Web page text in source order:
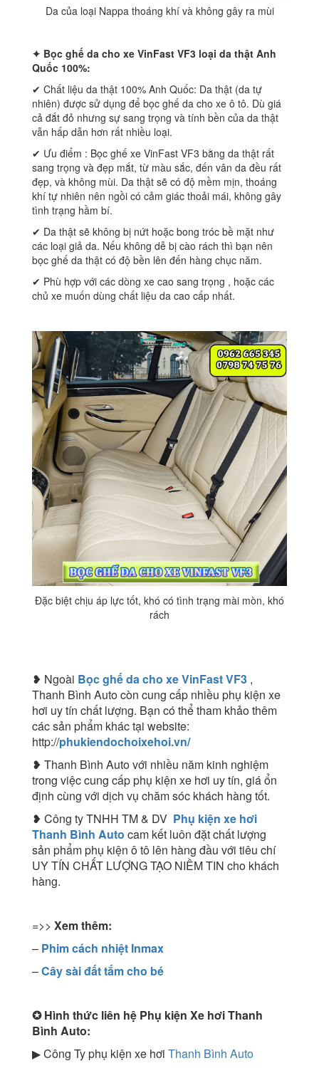
Da của loại Nappa thoáng khí và không gây ra mùi
✦ Bọc ghế da cho xe VinFast VF3 loại da thật Anh
Quốc 100%:
✔ Chất liệu da thật 100% Anh Quốc: Da thật (da tự
nhiên) được sử dụng để bọc ghế da cho xe ô tô. Dù giá
cả đắt đỏ nhưng sự sang trọng và tính bền của da thật
vẫn hấp dẫn hơn rất nhiều loại.
✔ Ưu điểm : Bọc ghế xe VinFast VF3 bằng da thật rất
sang trọng và đẹp mắt, từ màu sắc, đến vân da đều rất
đẹp, và không mùi. Da thật sẽ có độ mềm mịn, thoáng
khí tự nhiên nên ngồi có cảm giác thoải mái, không gây
tình trạng hầm bí.
✔ Da thật sẽ không bị nứt hoặc bong tróc bề mặt như
các loại giả da. Nếu không dễ bị cào rách thì bạn nên
bọc ghế da thật có độ bền lên đến hàng chục năm.
✔ Phù hợp với các dòng xe cao sang trọng , hoặc các
chủ xe muốn dùng chất liệu da cao cấp nhất.
Đặc biệt chịu áp lực tốt, khó có tình trạng mài mòn, khó
rách
❥ Ngoài Bọc ghế da cho xe VinFast VF3 ,
Thanh Bình Auto còn cung cấp nhiều phụ kiện xe
hơi uy tín chất lượng. Bạn có thể tham khảo thêm
các sản phẩm khác tại website:
http://phukiendochoixehoi.vn/
❥ Thanh Bình Auto với nhiều năm kinh nghiệm
trong việc cung cấp phụ kiện xe hơi uy tín, giá ổn
định cùng với dịch vụ chăm sóc khách hàng tốt.
❥ Công ty TNHH TM & DV Phụ kiện xe hơi
Thanh Bình Auto cam kết luôn đặt chất lượng
sản phẩm phụ kiện ô tô lên hàng đầu với tiêu chí
UY TÍN CHẤT LƯỢNG TẠO NIỀM TIN cho khách
hàng.
=>> Xem thêm:
– Phim cách nhiệt Inmax
–Cây sài đất tắm cho bé
✪Hình thức liên hệ Phụ kiện Xe hơi Thanh
Bình Auto:
▶ Công Ty phụ kiện xe hơi Thanh Bình Auto